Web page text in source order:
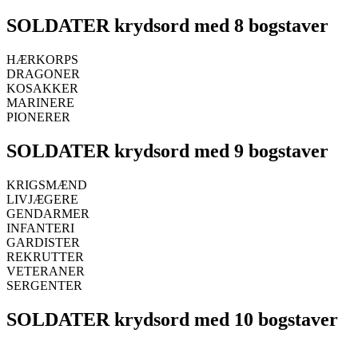
SOLDATER krydsord med 8 bogstaver
HÆRKORPS
DRAGONER
KOSAKKER
MARINERE
PIONERER
SOLDATER krydsord med 9 bogstaver
KRIGSMÆND
LIVJÆGERE
GENDARMER
INFANTERI
GARDISTER
REKRUTTER
VETERANER
SERGENTER
SOLDATER krydsord med 10 bogstaver